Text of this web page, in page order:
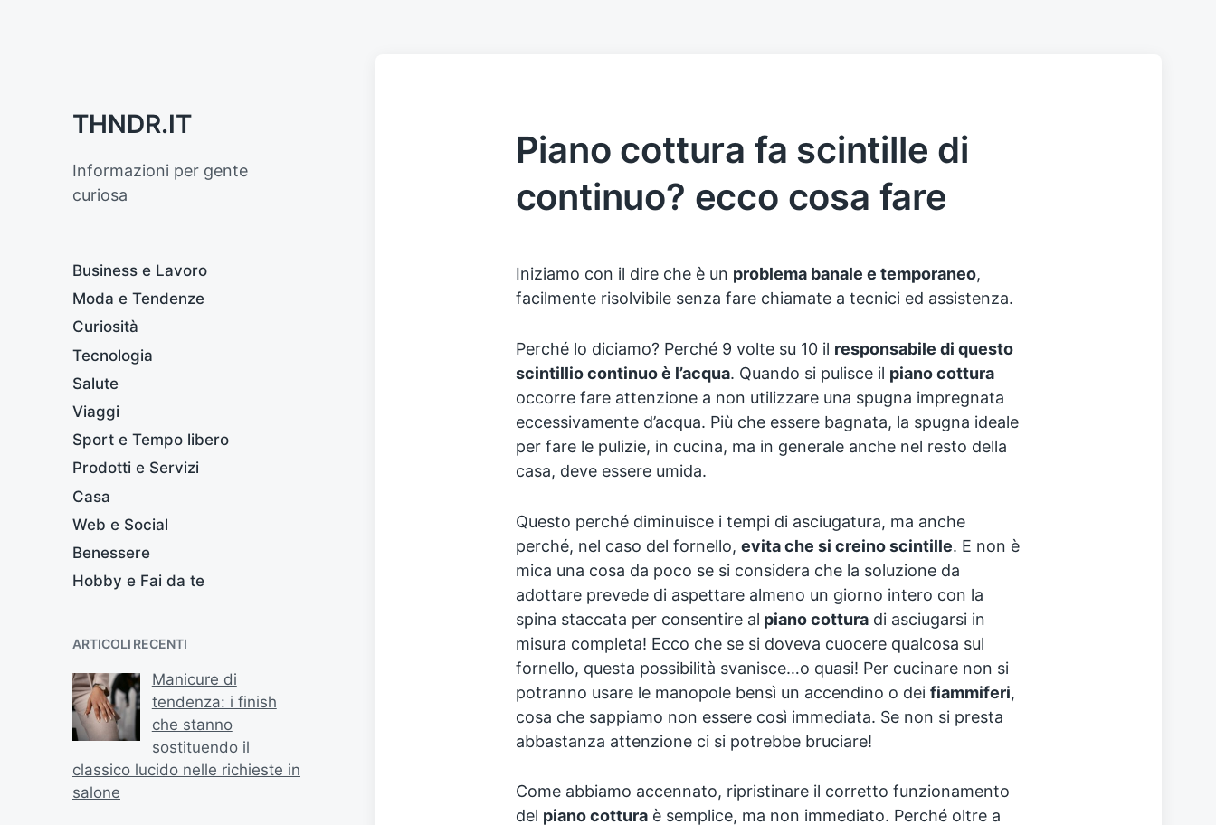
THNDR.IT
Informazioni per gente
curiosa
Business e Lavoro
Moda e Tendenze
Curiosità
Tecnologia
Salute
Viaggi
Sport e Tempo libero
Prodotti e Servizi
Casa
Web e Social
Benessere
Hobby e Fai da te
ARTICOLI RECENTI
Manicure di
tendenza: i finish
che stanno
sostituendo il
classico lucido nelle richieste in
salone
Piano cottura fa scintille di
continuo? ecco cosa fare
Iniziamo con il dire che è un problema banale e temporaneo,
facilmente risolvibile senza fare chiamate a tecnici ed assistenza.
Perché lo diciamo? Perché 9 volte su 10 il responsabile di questo
scintillio continuo è l’acqua. Quando si pulisce il piano cottura
occorre fare attenzione a non utilizzare una spugna impregnata
eccessivamente d’acqua. Più che essere bagnata, la spugna ideale
per fare le pulizie, in cucina, ma in generale anche nel resto della
casa, deve essere umida.
Questo perché diminuisce i tempi di asciugatura, ma anche
perché, nel caso del fornello, evita che si creino scintille. E non è
mica una cosa da poco se si considera che la soluzione da
adottare prevede di aspettare almeno un giorno intero con la
spina staccata per consentire al piano cotturadi asciugarsi in
misura completa! Ecco che se si doveva cuocere qualcosa sul
fornello, questa possibilità svanisce…o quasi! Per cucinare non si
potranno usare le manopole bensì un accendino o dei fiammiferi,
cosa che sappiamo non essere così immediata. Se non si presta
abbastanza attenzione ci si potrebbe bruciare!
Come abbiamo accennato, ripristinare il corretto funzionamento
del piano cotturaè semplice, ma non immediato. Perché oltre a